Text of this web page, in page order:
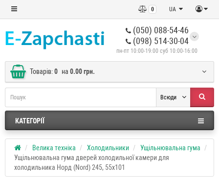
UA
0
(050) 088-54-46
(098) 514-30-04
пн-пт 10:00-19:00 суб 10:00-16:00
Товарів:0 на 0.00 грн.
Всюди
КАТЕГОРІЇ
Велика техніка Холодильники
Ущільнювальна гума
Ущільнювальна гума дверей холодильної камери для
холодильника Норд (Nord) 245, 55x101